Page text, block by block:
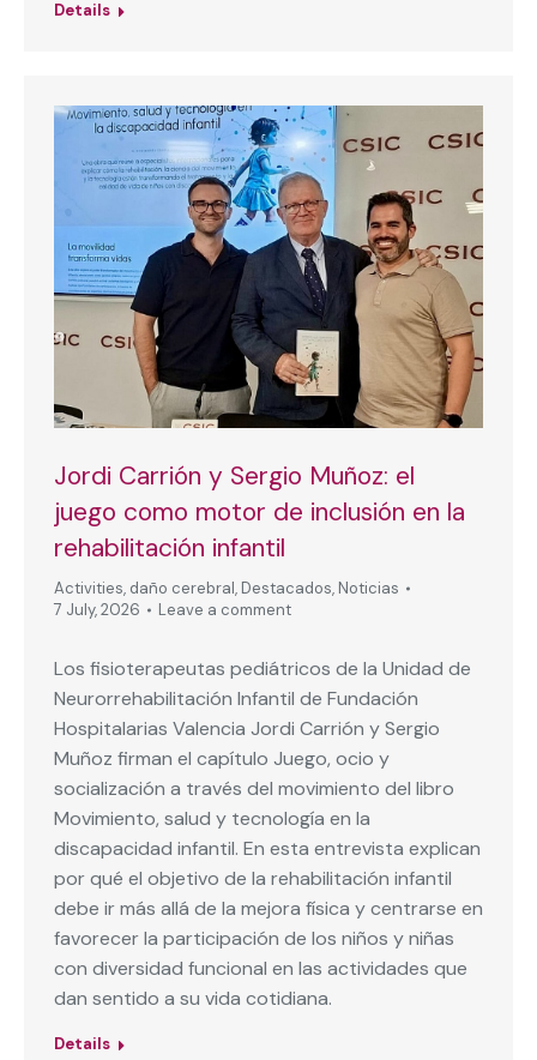
Details
Jordi Carrión y Sergio Muñoz: el
juego como motor de inclusión en la
rehabilitación infantil
Activities, daño cerebral, Destacados, Noticias
7 July, 2026
Leave a comment
Los fisioterapeutas pediátricos de la Unidad de
Neurorrehabilitación Infantil de Fundación
Hospitalarias Valencia Jordi Carrión y Sergio
Muñoz firman el capítulo Juego, ocio y
socialización a través del movimiento del libro
Movimiento, salud y tecnología en la
discapacidad infantil. En esta entrevista explican
por qué el objetivo de la rehabilitación infantil
debe ir más allá de la mejora física y centrarse en
favorecer la participación de los niños y niñas
con diversidad funcional en las actividades que
dan sentido a su vida cotidiana.
Details